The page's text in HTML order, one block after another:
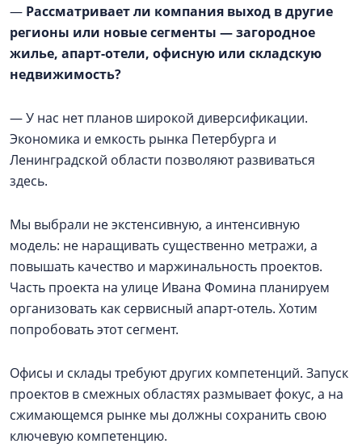
— Рассматривает ли компания выход в другие
регионы или новые сегменты — загородное
жилье, апарт-отели, офисную или складскую
недвижимость?
— У нас нет планов широкой диверсификации.
Экономика и емкость рынка Петербурга и
Ленинградской области позволяют развиваться
здесь.
Мы выбрали не экстенсивную, а интенсивную
модель: не наращивать существенно метражи, а
повышать качество и маржинальность проектов.
Часть проекта на улице Ивана Фомина планируем
организовать как сервисный апарт-отель. Хотим
попробовать этот сегмент.
Офисы и склады требуют других компетенций. Запуск
проектов в смежных областях размывает фокус, а на
сжимающемся рынке мы должны сохранить свою
ключевую компетенцию.